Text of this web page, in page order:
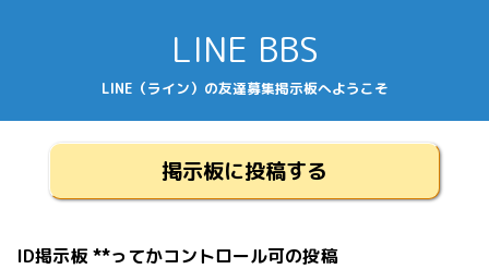
LINE BBS
LINE（ライン）の友達募集掲示板へようこそ
掲示板に投稿する
ID掲示板 **ってかコントロール可の投稿